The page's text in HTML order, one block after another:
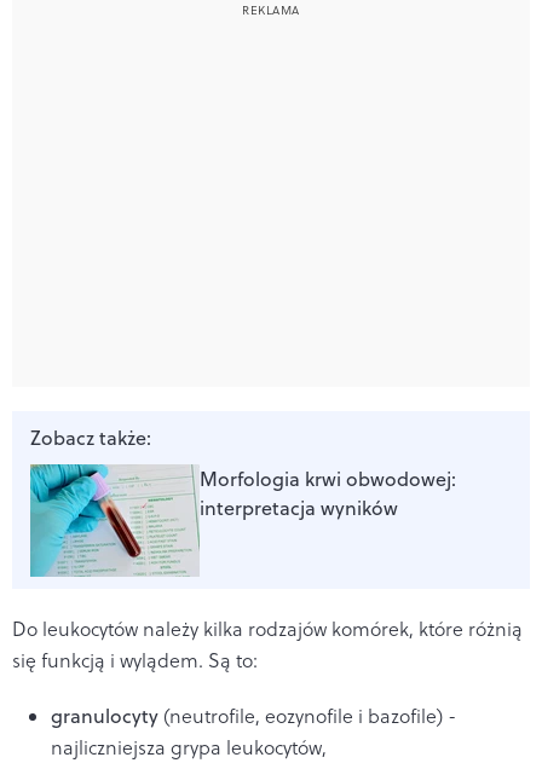
Zobacz także:
Morfologia krwi obwodowej:
interpretacja wyników
Do leukocytów należy kilka rodzajów komórek, które różnią
się funkcją i wylądem. Są to:
granulocyty (neutrofile, eozynofile i bazofile) -
najliczniejsza grypa leukocytów,